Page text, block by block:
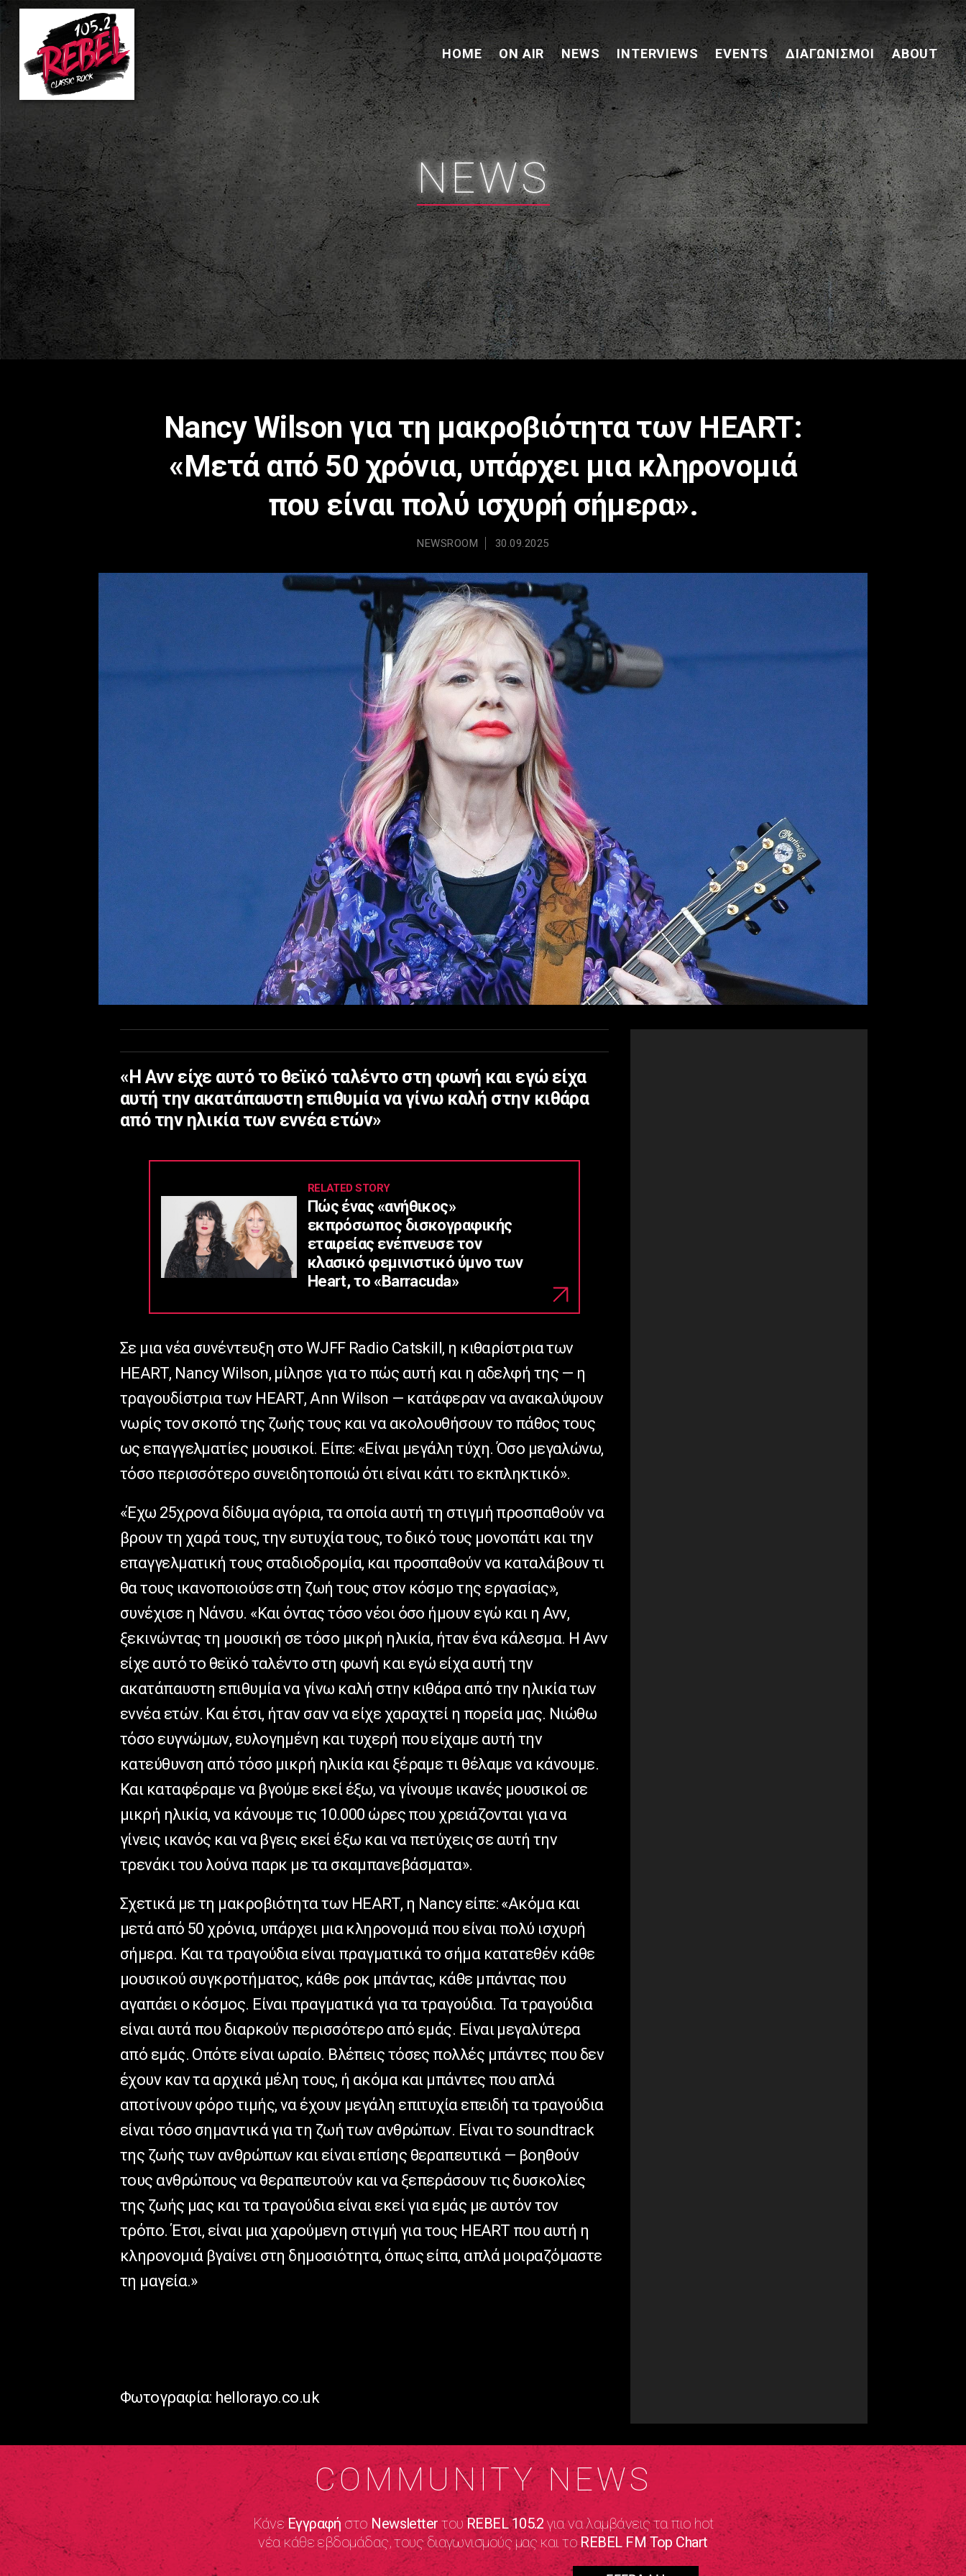
HOME ON AIR NEWS INTERVIEWS EVENTS ΔΙΑΓΩΝΙΣΜΟΊ ABOUT
NEWS
Nancy Wilson για τη μακροβιότητα των HEART:
«Μετά από 50 χρόνια, υπάρχει μια κληρονομιά
που είναι πολύ ισχυρή σήμερα».
NEWSROOM 30.09.2025
«Η Ανν είχε αυτό το θεϊκό ταλέντο στη φωνή και εγώ είχα
αυτή την ακατάπαυστη επιθυμία να γίνω καλή στην κιθάρα
από την ηλικία των εννέα ετών»
RELATED STORY
Πώς ένας «ανήθικος»
εκπρόσωπος δισκογραφικής
εταιρείας ενέπνευσε τον
κλασικό φεμινιστικό ύμνο των
Heart, το «Barracuda»
Σε μια νέα συνέντευξη στο WJFF Radio Catskill, η κιθαρίστρια των
HEART, NancyWilson, μίλησε για το πώς αυτή και η αδελφή της — η
τραγουδίστρια των HEART, Ann Wilson — κατάφεραν να ανακαλύψουν
νωρίς τον σκοπό της ζωής τους και να ακολουθήσουν το πάθος τους
ως επαγγελματίες μουσικοί. Είπε: «Είναι μεγάλη τύχη. Όσο μεγαλώνω,
τόσο περισσότερο συνειδητοποιώ ότι είναι κάτι το εκπληκτικό».
«Έχω 25χρονα δίδυμα αγόρια, τα οποία αυτή τη στιγμή προσπαθούν να
βρουν τη χαρά τους, την ευτυχία τους, το δικό τους μονοπάτι και την
επαγγελματική τους σταδιοδρομία, και προσπαθούν να καταλάβουν τι
θα τους ικανοποιούσε στη ζωή τους στον κόσμο της εργασίας»,
συνέχισε η Νάνσυ. «Και όντας τόσο νέοι όσο ήμουν εγώ και η Ανν,
ξεκινώντας τη μουσική σε τόσο μικρή ηλικία, ήταν ένα κάλεσμα. Η Ανν
είχε αυτό το θεϊκό ταλέντο στη φωνή και εγώ είχα αυτή την
ακατάπαυστη επιθυμία να γίνω καλή στην κιθάρα από την ηλικία των
εννέα ετών. Και έτσι, ήταν σαν να είχε χαραχτεί η πορεία μας. Νιώθω
τόσο ευγνώμων, ευλογημένη και τυχερή που είχαμε αυτή την
κατεύθυνση από τόσο μικρή ηλικία και ξέραμε τι θέλαμε να κάνουμε.
Και καταφέραμε να βγούμε εκεί έξω, να γίνουμε ικανές μουσικοί σε
μικρή ηλικία, να κάνουμε τις 10.000 ώρες που χρειάζονται για να
γίνεις ικανός και να βγεις εκεί έξω και να πετύχεις σε αυτή την
τρενάκι του λούνα παρκ με τα σκαμπανεβάσματα».
Σχετικά με τη μακροβιότητα των HEART, η Nancyείπε: «Ακόμα και
μετά από 50 χρόνια, υπάρχει μια κληρονομιά που είναι πολύ ισχυρή
σήμερα. Και τα τραγούδια είναι πραγματικά το σήμα κατατεθέν κάθε
μουσικού συγκροτήματος, κάθε ροκ μπάντας, κάθε μπάντας που
αγαπάει ο κόσμος. Είναι πραγματικά για τα τραγούδια. Τα τραγούδια
είναι αυτά που διαρκούν περισσότερο από εμάς. Είναι μεγαλύτερα
από εμάς. Οπότε είναι ωραίο. Βλέπεις τόσες πολλές μπάντες που δεν
έχουν καν τα αρχικά μέλη τους, ή ακόμα και μπάντες που απλά
αποτίνουν φόρο τιμής, να έχουν μεγάλη επιτυχία επειδή τα τραγούδια
είναι τόσο σημαντικά για τη ζωή των ανθρώπων. Είναι το soundtrack
της ζωής των ανθρώπων και είναι επίσης θεραπευτικά — βοηθούν
τους ανθρώπους να θεραπευτούν και να ξεπεράσουν τις δυσκολίες
της ζωής μας και τα τραγούδια είναι εκεί για εμάς με αυτόν τον
τρόπο. Έτσι, είναι μια χαρούμενη στιγμή για τους HEART που αυτή η
κληρονομιά βγαίνει στη δημοσιότητα, όπως είπα, απλά μοιραζόμαστε
τη μαγεία.»
Φωτογραφία: hellorayo.co.uk
COMMUNITY NEWS
ΚάνεΕγγραφή στο Newsletter τουREBEL 105.2 για να λαμβάνεις τα πιο hot
νέα κάθε εβδομάδας, τους διαγωνισμούς μας και τοREBEL FM Top Chart